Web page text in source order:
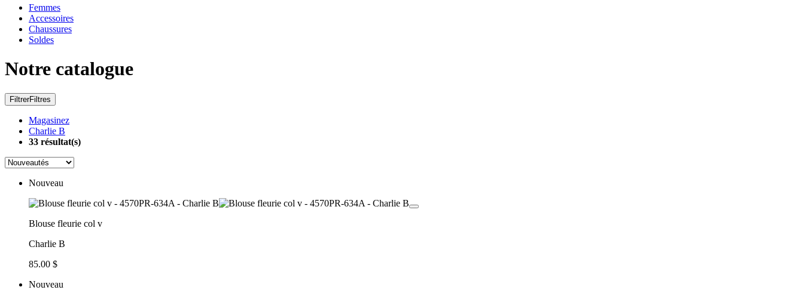
Femmes
Accessoires
Chaussures
Soldes
Notre catalogue
FiltrerFiltres
Magasinez
Charlie B
33 résultat(s)
Nouveau
Blouse fleurie col v
Charlie B
85.00 $
Nouveau